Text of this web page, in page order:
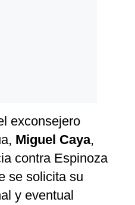
exconsejero
Miguel Caya,
contra Espinoza
se solicita su
y eventual